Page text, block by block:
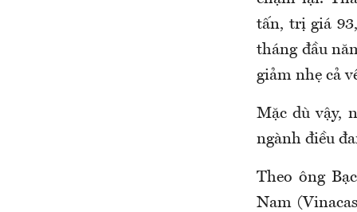
tấn, trị giá
tháng đầu
giảm nhẹ cả
Mặc dù vậy,
ngành điều
Theo ông
Nam